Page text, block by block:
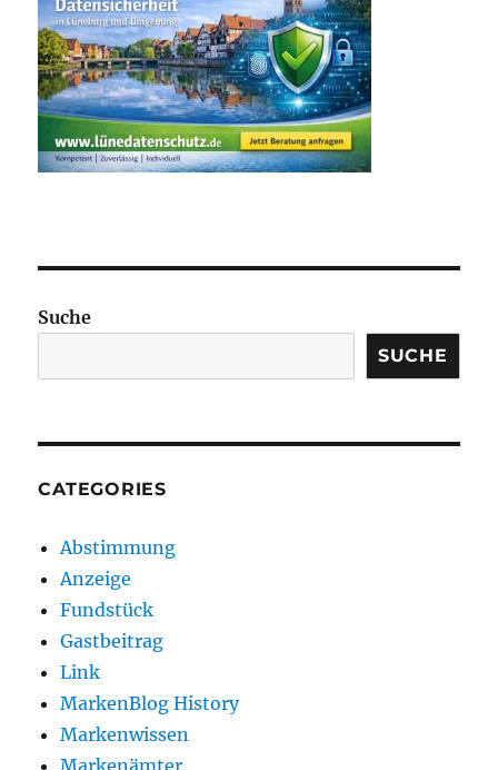
Suche
SUCHE
CATEGORIES
Abstimmung
Anzeige
Fundstück
Gastbeitrag
Link
MarkenBlog History
Markenwissen